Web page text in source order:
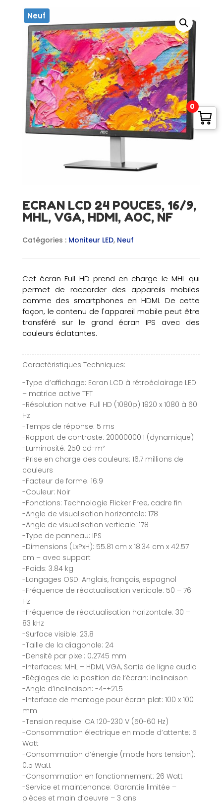
Neuf
ECRAN LCD 24 POUCES, 16/9,
MHL, VGA, HDMI, AOC, NF
Catégories : Moniteur LED, Neuf
Cet écran Full HD prend en charge le MHL qui
permet de raccorder des appareils mobiles
comme des smartphones en HDMI. De cette
façon, le contenu de l'appareil mobile peut être
transféré sur le grand écran IPS avec des
couleurs éclatantes.
Caractéristiques Techniques:
-Type d’affichage: Ecran LCD à rétroéclairage LED
– matrice active TFT
-Résolution native: Full HD (1080p) 1920 x 1080 à 60
Hz
-Temps de réponse: 5 ms
-Rapport de contraste: 20000000:1 (dynamique)
-Luminosité: 250 cd-m²
-Prise en charge des couleurs: 16,7 millions de
couleurs
-Facteur de forme: 16:9
-Couleur: Noir
-Fonctions: Technologie Flicker Free, cadre fin
-Angle de visualisation horizontale: 178
-Angle de visualisation verticale: 178
-Type de panneau: IPS
-Dimensions (LxPxH): 55.81 cm x 18.34 cm x 42.57
cm – avec support
-Poids: 3.84 kg
-Langages OSD: Anglais, français, espagnol
-Fréquence de réactualisation verticale: 50 – 76
Hz
-Fréquence de réactualisation horizontale: 30 –
83 kHz
-Surface visible: 23.8
-Taille de la diagonale: 24
-Densité par pixel: 0.2745 mm
-Interfaces: MHL – HDMI, VGA, Sortie de ligne audio
-Réglages de la position de l’écran: Inclinaison
-Angle d’inclinaison: -4-+21.5
-Interface de montage pour écran plat: 100 x 100
mm
-Tension requise: CA 120-230 V (50-60 Hz)
-Consommation électrique en mode d’attente: 5
Watt
-Consommation d’énergie (mode hors tension):
0.5 Watt
-Consommation en fonctionnement: 26 Watt
-Service et maintenance: Garantie limitée –
pièces et main d’oeuvre – 3 ans
0